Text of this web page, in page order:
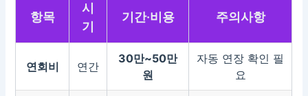
항목
시
기
기간·비용 주의사항
연회비 연간
30만~50만
원
자동 연장 확인 필
요